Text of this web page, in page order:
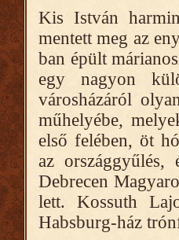
Kis István
mentett meg az
ban épült
egy nagyon
városházáról
műhelyébe,
első felében, öt
az
Debrecen
lett. Kossuth
Habsburg-ház